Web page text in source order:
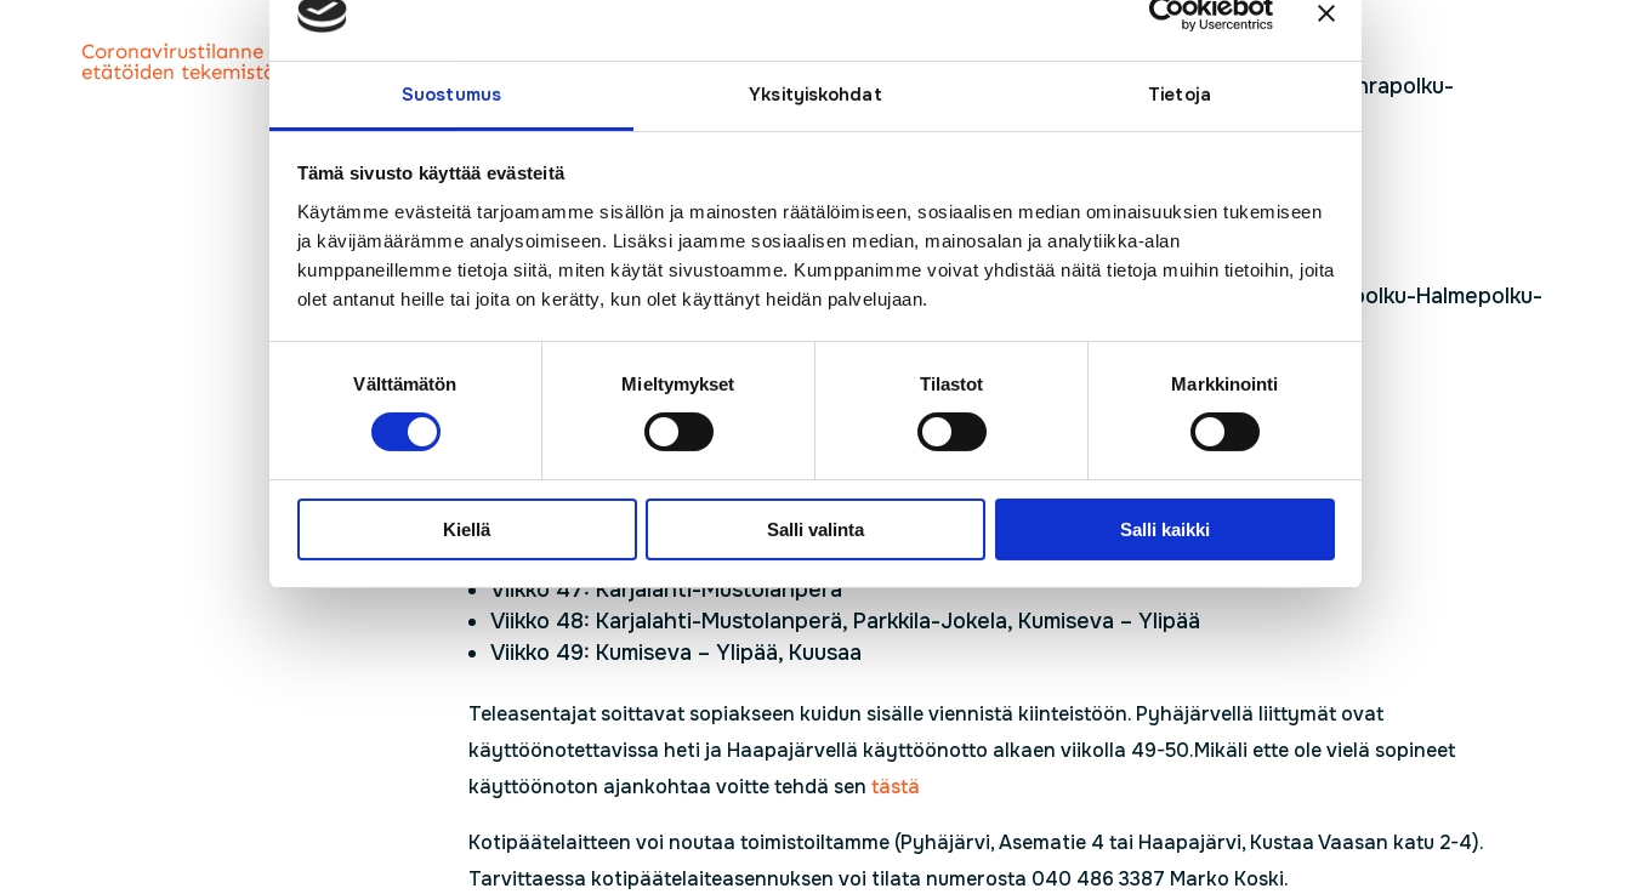
Suostumus Yksityiskohdat Tietoja
Tämä sivusto käyttää evästeitä
Käytämme evästeitä tarjoamamme sisällön ja mainosten räätälöimiseen, sosiaalisen median ominaisuuksien tukemiseen
ja kävijämäärämme analysoimiseen. Lisäksi jaamme sosiaalisen median, mainosalan ja analytiikka-alan
kumppaneillemme tietoja siitä, miten käytät sivustoamme. Kumppanimme voivat yhdistää näitä tietoja muihin tietoihin, joita
olet antanut heille tai joita on kerätty, kun olet käyttänyt heidän palvelujaan.
Välttämätön Mieltymykset Tilastot Markkinointi
Kiellä Salli valinta Salli kaikki
Coronavirustilanne lisää
etätöiden tekemistä
Viikko 47: Koivupolku – Opintie
Viikko 48-49: Alue johon kuuluvat Puistotie-Virpitie-Pajutie-Tunturitie-Raitapolku -Ohrapolku-
Teletyöt Pyhäjärvi:
Viikko 47: Tikleenintie-Kulotie-Tuulimyllyntie-Erämiehentie
Viikko 48: Edellinen alue loppuun + Susitie-Tunturitie
Viikko 49: Tunturitie-Naapurintie-Opintie-Tuomipolku-Jalavapolku-Koivupolku-Kaskipolku-Halmepolku-
Maanrakentaminen Haapajärvi:
Viikko 47: Karjalahdenranta
Viikko 48-49: Koivuhaka
Teletyöt Haapajärvi:
Viikko 47: Karjalahti-Mustolanperä
Viikko 48: Karjalahti-Mustolanperä, Parkkila-Jokela, Kumiseva – Ylipää
Viikko 49: Kumiseva – Ylipää, Kuusaa
Teleasentajat soittavat sopiakseen kuidun sisälle viennistä kiinteistöön. Pyhäjärvellä liittymät ovat
käyttöönotettavissa heti ja Haapajärvellä käyttöönotto alkaen viikolla 49-50.Mikäli ette ole vielä sopineet
käyttöönoton ajankohtaa voitte tehdä sentästä
Kotipäätelaitteen voi noutaa toimistoiltamme (Pyhäjärvi, Asematie 4 tai Haapajärvi, Kustaa Vaasan katu 2-4).
Tarvittaessa kotipäätelaiteasennuksen voi tilata numerosta 040 486 3387 Marko Koski.